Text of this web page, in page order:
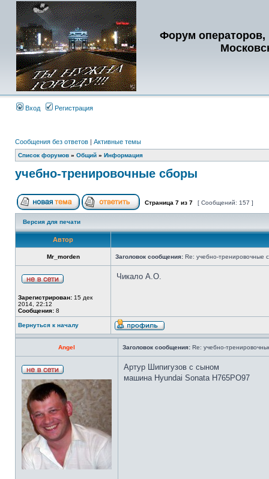
Форум операторов,
Вход Регистрация
Сообщения без ответов | Активные темы
Список форумов » Общий » Информация
учебно-тренировочные сборы
Страница 7 из 7 [ Сообщений: 157 ]
Версия для печати
Автор
Mr_morden Заголовок сообщения: Re: учебно-тренировочные
Зарегистрирован: 15 дек
2014, 22:12
Сообщения: 8
Чикало А.О.
Вернуться к началу
Angel Заголовок сообщения: Re: учебно-
Артур Шипигузов с сыном
машина Hyundai Sonata H765РО97